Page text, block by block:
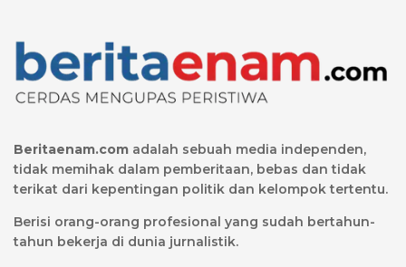
Beritaenam.com adalah sebuah media independen,
tidak memihak dalam pemberitaan, bebas dan tidak
terikat dari kepentingan politik dan kelompok tertentu.
Berisi orang-orang profesional yang sudah bertahun-
tahun bekerja di dunia jurnalistik.